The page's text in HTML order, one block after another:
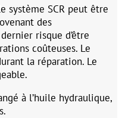
système SCR peut être
des
risque d’être
coûteuses. Le
la réparation. Le
à l’huile hydraulique,